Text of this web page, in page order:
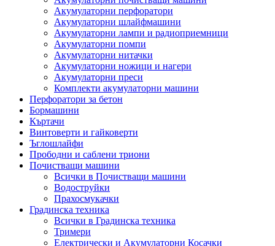
Акумулаторни перфоратори
Акумулаторни шлайфмашини
Акумулаторни лампи и радиоприемници
Акумулаторни помпи
Акумулаторни нитачки
Акумулаторни ножици и нагери
Акумулаторни преси
Комплекти акумулаторни машини
Перфоратори за бетон
Бормашини
Къртачи
Винтоверти и гайковерти
Ъглошлайфи
Прободни и саблени триони
Почистващи машини
Всички в Почистващи машини
Водоструйки
Прахосмукачки
Градинска техника
Всички в Градинска техника
Тримери
Електрически и Акумулаторни Косачки